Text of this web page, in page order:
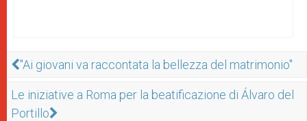
"Ai giovani va raccontata la bellezza del matrimonio"
Le iniziative a Roma per la beatificazione di Álvaro del
Portillo